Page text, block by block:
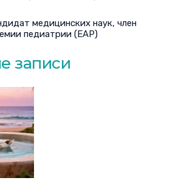
медицинских наук, член
педиатрии (EAP)
записи